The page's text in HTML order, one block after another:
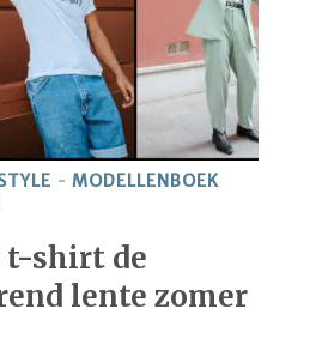
MODELLENBOEK
shirt de
lente zomer